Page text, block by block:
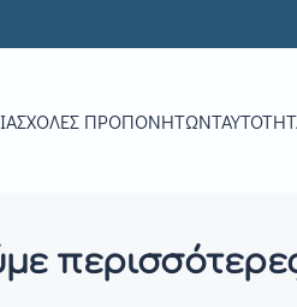
ΣΧΟΛΈΣ ΠΡΟΠΟΝΗΤΏΝ